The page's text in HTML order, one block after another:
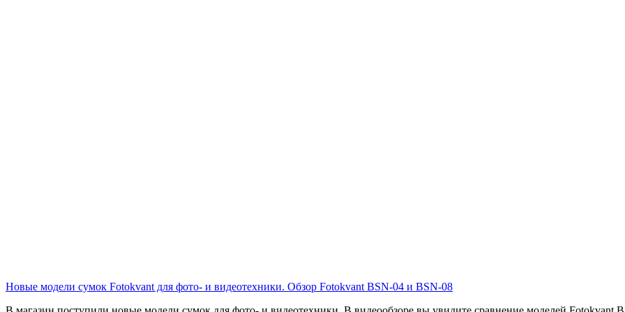
Новые модели сумок Fotokvant для фото- и видеотехники. Обзор Fotokvant BSN-04 и BSN-08